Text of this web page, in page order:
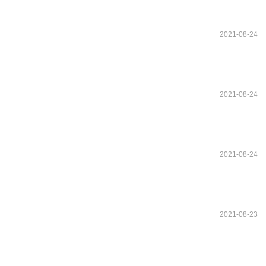
2021-08-24
2021-08-24
2021-08-24
2021-08-23